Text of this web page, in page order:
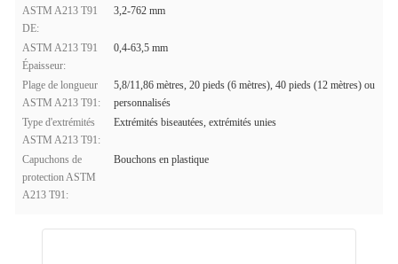
ASTM A213 T91
DE:
3,2-762 mm
ASTM A213 T91
Épaisseur:
0,4-63,5 mm
Plage de longueur
ASTM A213 T91:
5,8/11,86 mètres, 20 pieds (6 mètres), 40 pieds (12 mètres) ou
personnalisés
Type d'extrémités
ASTM A213 T91:
Extrémités biseautées, extrémités unies
Capuchons de
protection ASTM
A213 T91:
Bouchons en plastique